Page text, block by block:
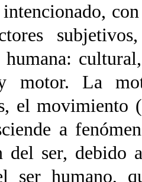
humana:
motor. La
el movimiento
a
del ser, debido
ser humano,